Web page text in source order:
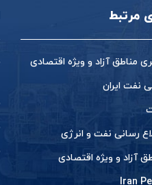
مرتبط
مناطق آزاد و ویژه اقتصادی
نفت ایران
رسانی نفت و انرژی
آزاد و ویژه اقتصادی
Iran